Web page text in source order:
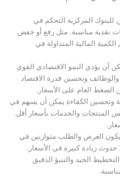
المركزية التحكم في
نقدية مناسبة. مثل رفع أو خفض
الكمية المالية المتداولة في
أن يؤدي النمو الاقتصادي القوي
والوظائف وتحسين قدرة الاقتصاد
الضغط العام على الأسعار.
وتحسين الكفاءة يمكن أن يسهم في
من المنتجات والخدمات بأسعار أقل.
العرض والطلب متوازنين في
حدوث زيادة كبيرة في الأسعار.
الجيد والتنبؤ الدقيق